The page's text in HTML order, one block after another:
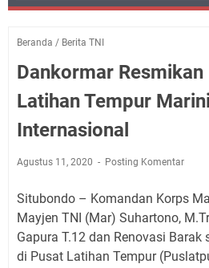
Beranda / Berita TNI
Dankormar
Latihan Tempur
Internasional
Agustus 11, 2020 Posting Komentar
Situbondo – Komandan Korps
Mayjen TNI (Mar) Suhartono,
Gapura T.12 dan Renovasi Barak
di Pusat Latihan Tempur